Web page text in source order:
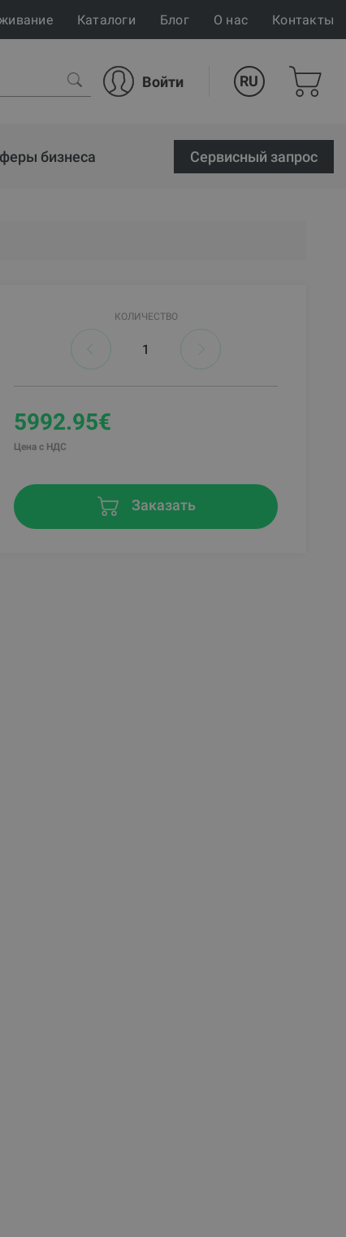
Каталоги Блог О нас Контакты
Войти RU
бизнеса Cервисный запрос
КОЛИЧЕСТВО
5992.95€
Цена с НДС
Заказать